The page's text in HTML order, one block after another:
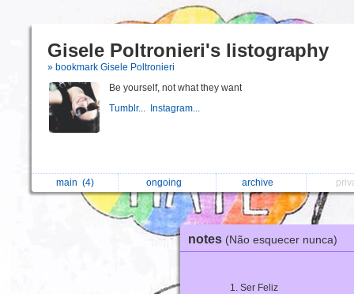
Gisele Poltronieri's listography
» bookmark Gisele Poltronieri
Be yourself, not what they want
Tumblr...
Instagram...
main (4) ongoing archive
notes (Não esquecer nunca)
Ser Feliz